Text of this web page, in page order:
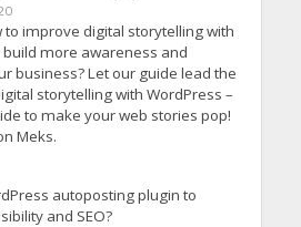
to improve digital storytelling with
more awareness and
business? Let our guide lead the
storytelling with WordPress –
to make your web stories pop!
Meks.
autoposting plugin to
and SEO?